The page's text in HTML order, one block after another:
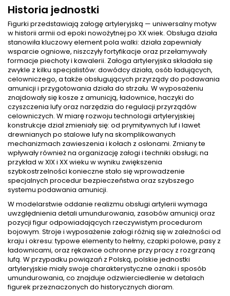
Historia jednostki
Figurki przedstawiają załogę artyleryjską — uniwersalny motyw
w historii armii od epoki nowożytnej po XX wiek. Obsługa działa
stanowiła kluczowy element pola walki: działa zapewniały
wsparcie ogniowe, niszczyły fortyfikacje oraz przełamywały
formacje piechoty i kawalerii. Załoga artyleryjska składała się
zwykle z kilku specjalistów: dowódcy działa, osób ładujących,
celowniczego, a także obsługujących przyrządy do podawania
amunicji i przygotowania działa do strzału. W wyposażeniu
znajdowały się kosze z amunicją, ładownice, haczyki do
czyszczenia lufy oraz narzędzia do regulacji przyrządów
celowniczych. W miarę rozwoju technologii artyleryjskiej
konstrukcje dział zmieniały się: od prymitywnych luf i lawet
drewnianych po stalowe lufy na skomplikowanych
mechanizmach zawieszenia i kołach z osłonami. Zmiany te
wpływały również na organizację załogi i techniki obsługi; na
przykład w XIX i XX wieku w wyniku zwiększenia
szybkostrzelności konieczne stało się wprowadzenie
specjalnych procedur bezpieczeństwa oraz szybszego
systemu podawania amunicji.
W modelarstwie oddanie realizmu obsługi artylerii wymaga
uwzględnienia detali umundurowania, zasobów amunicji oraz
pozycji figur odpowiadających rzeczywistym procedurom
bojowym. Stroje i wyposażenie załogi różnią się w zależności od
kraju i okresu: typowe elementy to hełmy, czapki polowe, pasy z
ładownicami, oraz rękawice ochronne przy pracy z rozgrzaną
lufą. W przypadku powiązań z Polską, polskie jednostki
artyleryjskie miały swoje charakterystyczne oznaki i sposób
umundurowania, co znajduje odzwierciedlenie w detalach
figurek przeznaczonych do historycznych dioram.